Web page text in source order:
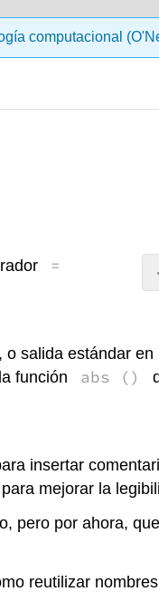
computacional
=
salida estándar en
función abs ()
insertar
mejorar la
pero por ahora,
reutilizar